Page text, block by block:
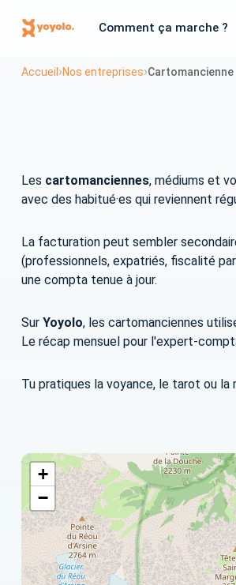
Comment ça marche ?
Accueil ›Nos entreprises›Cartomancienne
Les cartomanciennes, médiums et
avec des habitué·es qui reviennent
La facturation peut sembler
(professionnels, expatriés, fiscalité
une compta tenue à jour.
Sur Yoyolo, les cartomanciennes
Le récap mensuel pour l'expert-
Tu pratiques la voyance, le tarot ou
+
−